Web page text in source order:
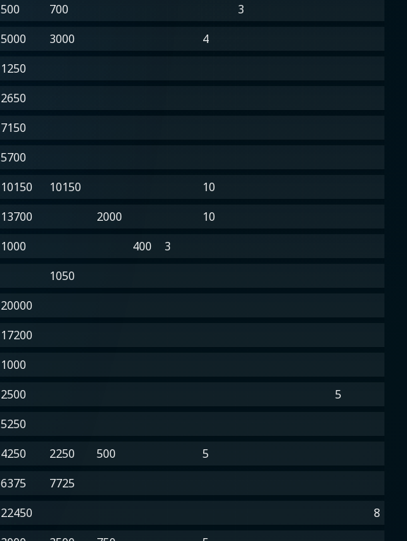
500 700 3
5000 3000 4
1250
2650
7150
5700
10150 10150 10
13700 2000 10
1000 400 3
1050
20000
17200
1000
2500 5
5250
4250 2250 500 5
6375 7725
22450 8